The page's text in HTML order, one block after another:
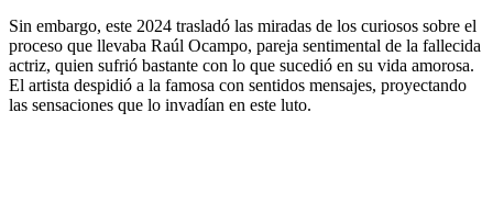
Sin embargo, este 2024 trasladó las miradas de los curiosos sobre el
proceso que llevaba Raúl Ocampo, pareja sentimental de la fallecida
actriz, quien sufrió bastante con lo que sucedió en su vida amorosa.
El artista despidió a la famosa con sentidos mensajes, proyectando
las sensaciones que lo invadían en este luto.